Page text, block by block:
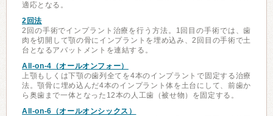
適応となる。
2回法
2回の手術でインプラント治療を行う方法。1回目の手術では、歯
肉を切開して顎の骨にインプラントを埋め込み、2回目の手術で土
台となるアバットメントを連結する。
All-on-4（オールオンフォー）
上顎もしくは下顎の歯列全てを4本のインプラントで固定する治療
法。顎骨に埋め込んだ4本のインプラント体を土台にして、前歯か
ら奥歯まで一体となった12本の人工歯（被せ物）を固定する。
All-on-6（オールオンシックス）